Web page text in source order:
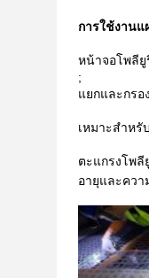
การใช้งานแ
หน้าจอโพลี
;
แยกและกรอ
เหมาะสำหรั
ตะแกรงโพ
อายุและคว